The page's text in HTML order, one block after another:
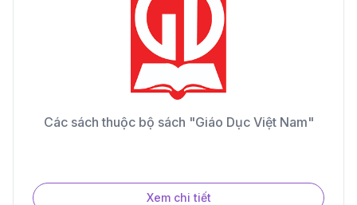
Các sách thuộc bộ sách "Giáo Dục Việt Nam"
Xem chi tiết